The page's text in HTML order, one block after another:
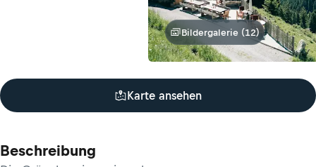
Bildergalerie (12)
Karte ansehen
Beschreibung